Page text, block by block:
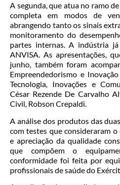
A segunda, que atua no ramo
completa em modos de
abrangendo tanto os sinais
monitoramento do
partes internas. A indústria
ANVISA. As apresentações,
junho, também foram
Empreendedorismo e
Tecnologia, Inovações e
César Rezende De Carvalho
Civil, Robson Crepaldi.
A análise dos produtos das
com testes que consideraram
e apreciação da qualidade
que compõem o
conformidade foi feita por
profissionais de saúde do